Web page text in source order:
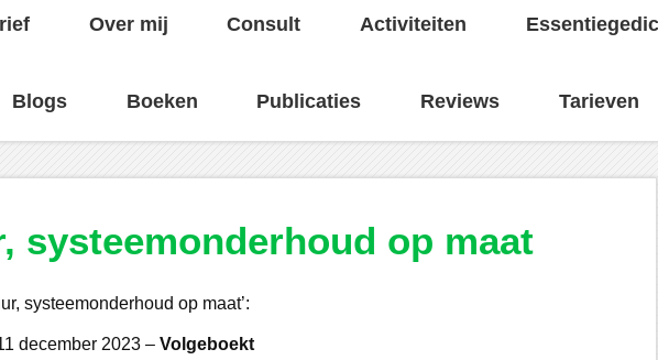
Over mij Consult Activiteiten
Blogs Boeken Publicaties Reviews Tarieven
systeemonderhoud op maat
systeemonderhoud op maat’:
december 2023 – Volgeboekt